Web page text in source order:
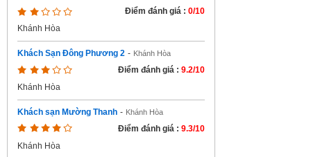
Điểm đánh giá : 0/10
Khánh Hòa
Khách Sạn Đông Phương 2 - Khánh Hòa
Điểm đánh giá : 9.2/10
Khánh Hòa
Khách sạn Mường Thanh - Khánh Hòa
Điểm đánh giá : 9.3/10
Khánh Hòa